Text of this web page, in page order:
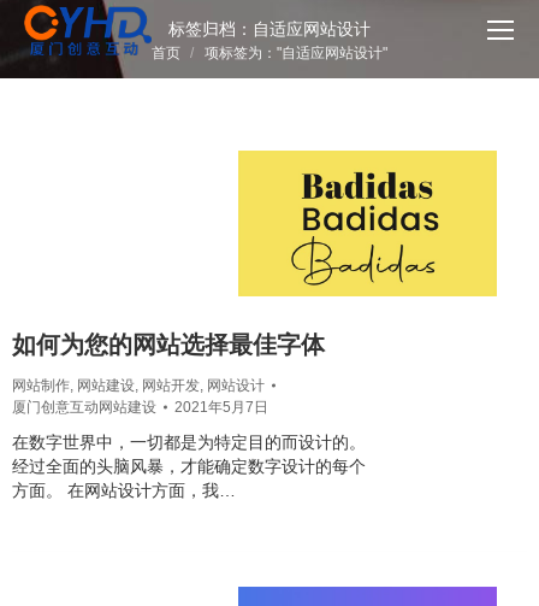
标签归档： 自适应网站设计
您在这里：
首页 项标签为："自适应网站设计"
如何为您的网站选择最佳字体
网站制作 网站建设 网站开发 网站设计
厦门创意互动网站建设
2021年5月7日
在数字世界中，一切都是为特定目的而设计的。
经过全面的头脑风暴，才能确定数字设计的每个
方面。 在网站设计方面，我…